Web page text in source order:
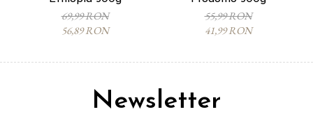
69,99 RON
56,89 RON
55,99 RON
41,99 RON
Newsletter